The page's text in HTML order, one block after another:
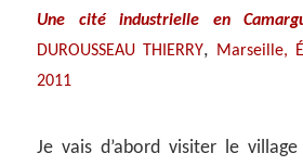
Une cité industrielle en
DUROUSSEAU THIERRY,
Marseille,
2011
Je vais d’abord visiter le